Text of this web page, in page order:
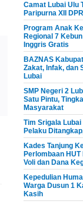
Camat Lubai Ulu
Paripurna XII
Program Anak
Regional 7
Inggris Gratis
BAZNAS
Zakat, Infak, dan
Lubai
SMP Negeri 2
Satu Pintu,
Masyarakat
Tim Srigala
Pelaku
Kades Tanjung
Perlombaan
Voli dan Dana
Kepedulian
Warga Dusun 1
Kasih